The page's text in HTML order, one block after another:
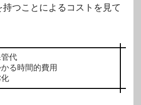
つことによるコストを見て
代
る時間的費用